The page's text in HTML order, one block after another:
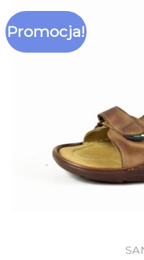
Promocja!